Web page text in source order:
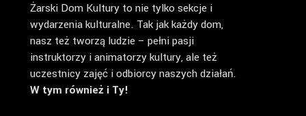
Żarski Dom Kultury to nie tylko sekcje i
wydarzenia kulturalne. Tak jak każdy dom,
nasz też tworzą ludzie – pełni pasji
instruktorzy i animatorzy kultury, ale też
uczestnicy zajęć i odbiorcy naszych działań.
W tym również i Ty!